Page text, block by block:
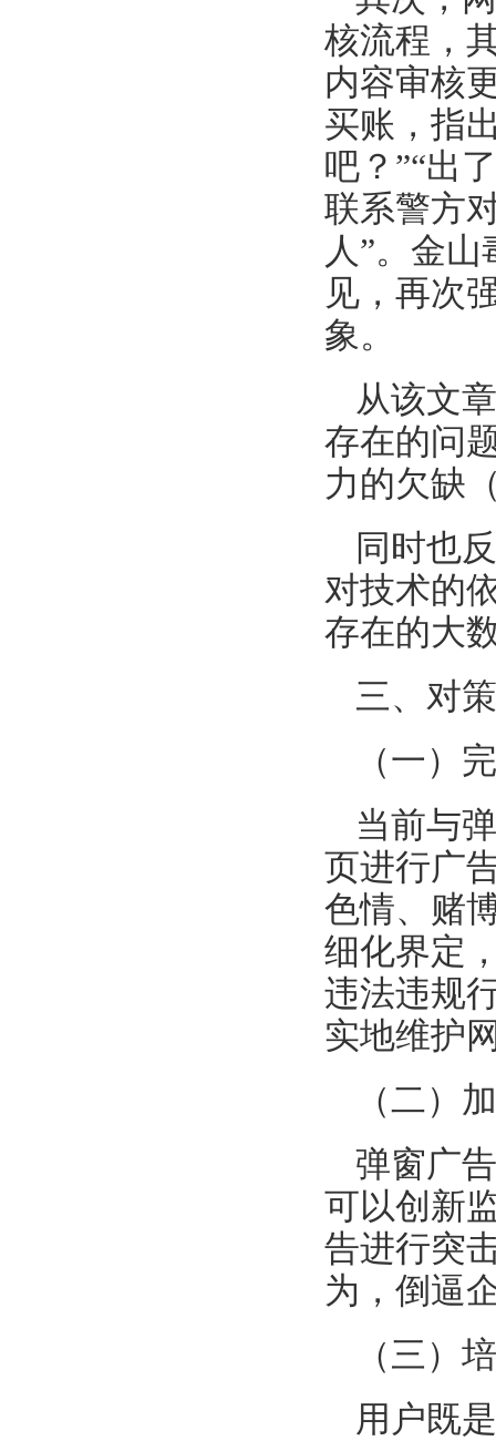
核流程，
内容审核
买账，指
吧？”“出
联系警方
人”。金
见，再次
象。
从该文
存在的问
力的欠缺
同时也
对技术的
存在的大
三、对
（一）
当前与
页进行广
色情、赌
细化界定
违法违规
实地维护
（二）
弹窗广
可以创新
告进行突
为，倒逼
（三）
用户既